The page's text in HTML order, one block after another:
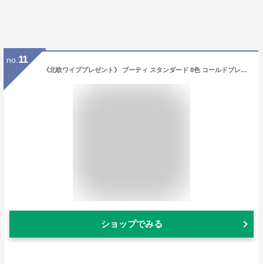
no. 11
《北欧ワイププレゼント》 ブーティ スタンダード 8色 コールドブレーカー ルームシューズ ポーランド ウール 100% COLDBREAKER Sheep by the Sea もこもこ ルームブーツ ロング ボア あったかグッズ 足 羊毛 北欧 室内 ブーツ
ショップでみる